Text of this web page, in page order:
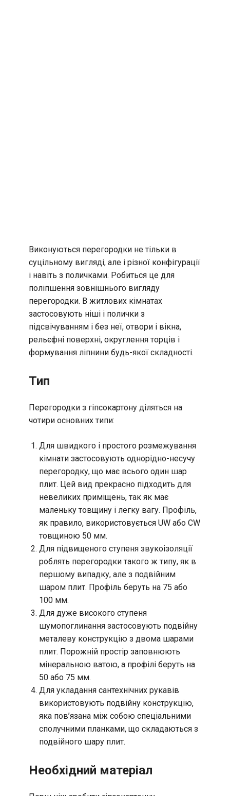
Виконуються перегородки не тільки в
суцільному вигляді, але і різної конфігурації
і навіть з поличками. Робиться це для
поліпшення зовнішнього вигляду
перегородки. В житлових кімнатах
застосовують ніші і полички з
підсвічуванням і без неї, отвори і вікна,
рельєфні поверхні, округлення торців і
формування ліпнини будь-якої складності.
Тип
Перегородки з гіпсокартону діляться на
чотири основних типи:
Для швидкого і простого розмежування
кімнати застосовують однорідно-несучу
перегородку, що має всього один шар
плит. Цей вид прекрасно підходить для
невеликих приміщень, так як має
маленьку товщину і легку вагу. Профіль,
як правило, використовується UW або CW
товщиною 50 мм.
Для підвищеного ступеня звукоізоляції
роблять перегородки такого ж типу, як в
першому випадку, але з подвійним
шаром плит. Профіль беруть на 75 або
100 мм.
Для дуже високого ступеня
шумопоглинання застосовують подвійну
металеву конструкцію з двома шарами
плит. Порожній простір заповнюють
мінеральною ватою, а профілі беруть на
50 або 75 мм.
Для укладання сантехнічних рукавів
використовують подвійну конструкцію,
яка пов’язана між собою спеціальними
сполучними планками, що складаються з
подвійного шару плит.
Необхідний матеріал